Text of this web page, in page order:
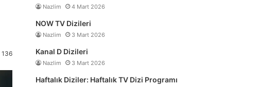
136
Nazlim 4 Mart 2026
NOW TV Dizileri
Nazlim 3 Mart 2026
Kanal D Dizileri
Nazlim 3 Mart 2026
Haftalık Diziler: Haftalık TV Dizi Programı